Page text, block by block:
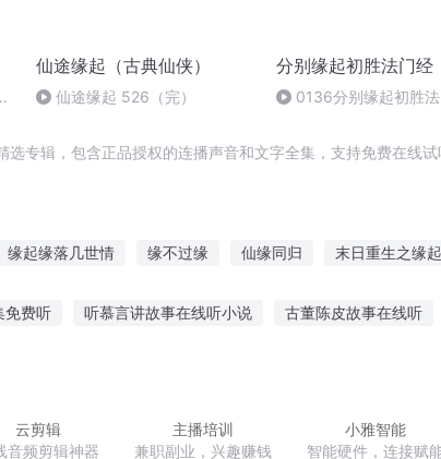
仙途缘起（古典仙侠）
仙途缘起 526（完）
分别缘起初胜法门经
0136分别缘起初胜法
专辑，包含正品授权的连播声音和文字全集，支持免费在线试
缘起缘落几世情 缘不过缘 仙缘同归 末日重生之缘
免费听 听慕言讲故事在线听小说 古董陈皮故事在线听
云剪辑
音频剪辑神器
主播培训
兼职副业，兴趣赚钱
小雅智能
智能硬件，连接赋